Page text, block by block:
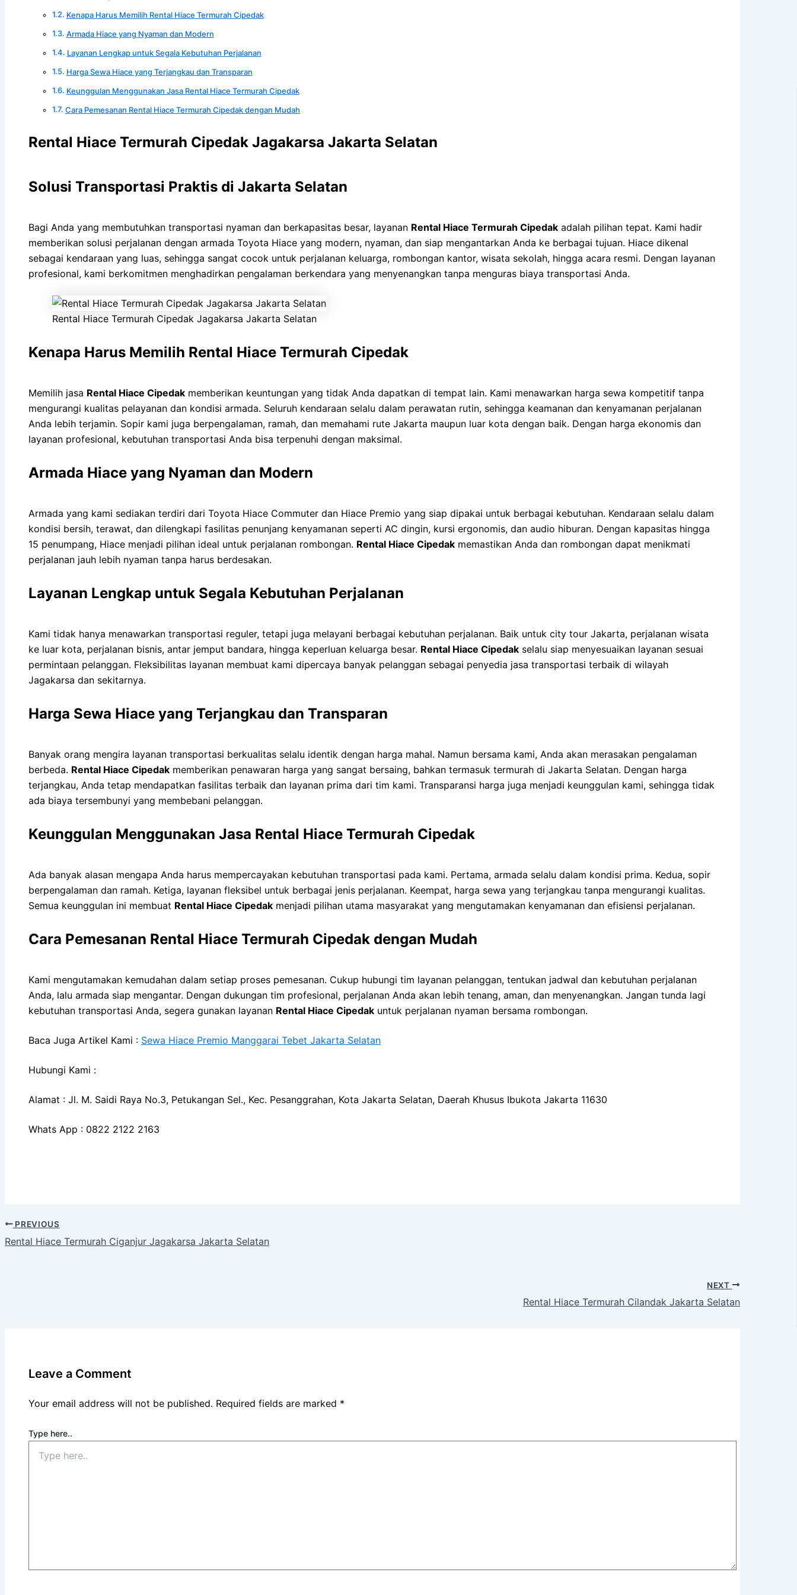
Kenapa Harus Memilih Rental Hiace Termurah Cipedak
Armada Hiace yang Nyaman dan Modern
Layanan Lengkap untuk Segala Kebutuhan Perjalanan
Harga Sewa Hiace yang Terjangkau dan Transparan
Keunggulan Menggunakan Jasa Rental Hiace Termurah Cipedak
Cara Pemesanan Rental Hiace Termurah Cipedak dengan Mudah
Rental Hiace Termurah Cipedak Jagakarsa Jakarta Selatan
Solusi Transportasi Praktis di Jakarta Selatan
Bagi Anda yang membutuhkan transportasi nyaman dan berkapasitas besar, layanan Rental Hiace Termurah Cipedak adalah pilihan tepat. Kami hadir
memberikan solusi perjalanan dengan armada Toyota Hiace yang modern, nyaman, dan siap mengantarkan Anda ke berbagai tujuan. Hiace dikenal
sebagai kendaraan yang luas, sehingga sangat cocok untuk perjalanan keluarga, rombongan kantor, wisata sekolah, hingga acara resmi. Dengan layanan
profesional, kami berkomitmen menghadirkan pengalaman berkendara yang menyenangkan tanpa menguras biaya transportasi Anda.
Rental Hiace Termurah Cipedak Jagakarsa Jakarta Selatan
Kenapa Harus Memilih Rental Hiace Termurah Cipedak
Memilih jasa Rental Hiace Cipedak memberikan keuntungan yang tidak Anda dapatkan di tempat lain. Kami menawarkan harga sewa kompetitif tanpa
mengurangi kualitas pelayanan dan kondisi armada. Seluruh kendaraan selalu dalam perawatan rutin, sehingga keamanan dan kenyamanan perjalanan
Anda lebih terjamin. Sopir kami juga berpengalaman, ramah, dan memahami rute Jakarta maupun luar kota dengan baik. Dengan harga ekonomis dan
layanan profesional, kebutuhan transportasi Anda bisa terpenuhi dengan maksimal.
Armada Hiace yang Nyaman dan Modern
Armada yang kami sediakan terdiri dari Toyota Hiace Commuter dan Hiace Premio yang siap dipakai untuk berbagai kebutuhan. Kendaraan selalu dalam
kondisi bersih, terawat, dan dilengkapi fasilitas penunjang kenyamanan seperti AC dingin, kursi ergonomis, dan audio hiburan. Dengan kapasitas hingga
15 penumpang, Hiace menjadi pilihan ideal untuk perjalanan rombongan. Rental Hiace Cipedak memastikan Anda dan rombongan dapat menikmati
perjalanan jauh lebih nyaman tanpa harus berdesakan.
Layanan Lengkap untuk Segala Kebutuhan Perjalanan
Kami tidak hanya menawarkan transportasi reguler, tetapi juga melayani berbagai kebutuhan perjalanan. Baik untuk city tour Jakarta, perjalanan wisata
ke luar kota, perjalanan bisnis, antar jemput bandara, hingga keperluan keluarga besar. Rental Hiace Cipedak selalu siap menyesuaikan layanan sesuai
permintaan pelanggan. Fleksibilitas layanan membuat kami dipercaya banyak pelanggan sebagai penyedia jasa transportasi terbaik di wilayah
Jagakarsa dan sekitarnya.
Harga Sewa Hiace yang Terjangkau dan Transparan
Banyak orang mengira layanan transportasi berkualitas selalu identik dengan harga mahal. Namun bersama kami, Anda akan merasakan pengalaman
berbeda. Rental Hiace Cipedak memberikan penawaran harga yang sangat bersaing, bahkan termasuk termurah di Jakarta Selatan. Dengan harga
terjangkau, Anda tetap mendapatkan fasilitas terbaik dan layanan prima dari tim kami. Transparansi harga juga menjadi keunggulan kami, sehingga tidak
ada biaya tersembunyi yang membebani pelanggan.
Keunggulan Menggunakan Jasa Rental Hiace Termurah Cipedak
Ada banyak alasan mengapa Anda harus mempercayakan kebutuhan transportasi pada kami. Pertama, armada selalu dalam kondisi prima. Kedua, sopir
berpengalaman dan ramah. Ketiga, layanan fleksibel untuk berbagai jenis perjalanan. Keempat, harga sewa yang terjangkau tanpa mengurangi kualitas.
Semua keunggulan ini membuat Rental Hiace Cipedak menjadi pilihan utama masyarakat yang mengutamakan kenyamanan dan efisiensi perjalanan.
Cara Pemesanan Rental Hiace Termurah Cipedak dengan Mudah
Kami mengutamakan kemudahan dalam setiap proses pemesanan. Cukup hubungi tim layanan pelanggan, tentukan jadwal dan kebutuhan perjalanan
Anda, lalu armada siap mengantar. Dengan dukungan tim profesional, perjalanan Anda akan lebih tenang, aman, dan menyenangkan. Jangan tunda lagi
kebutuhan transportasi Anda, segera gunakan layanan Rental Hiace Cipedak untuk perjalanan nyaman bersama rombongan.
Baca Juga Artikel Kami : Sewa Hiace Premio Manggarai Tebet Jakarta Selatan
Hubungi Kami :
Alamat : Jl. M. Saidi Raya No.3, Petukangan Sel., Kec. Pesanggrahan, Kota Jakarta Selatan, Daerah Khusus Ibukota Jakarta 11630
Whats App : 0822 2122 2163
PREVIOUS
Rental Hiace Termurah Ciganjur Jagakarsa Jakarta Selatan
NEXT
Rental Hiace Termurah Cilandak Jakarta Selatan
Leave a Comment
Your email address will not be published. Required fields are marked *
Type here..